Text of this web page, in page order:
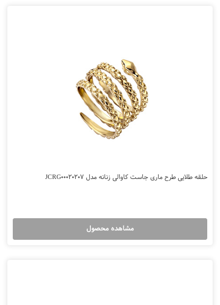
حلقه طلایی طرح ماری جاست کاوالی زنانه مدل JCRG00020207
مشاهده محصول